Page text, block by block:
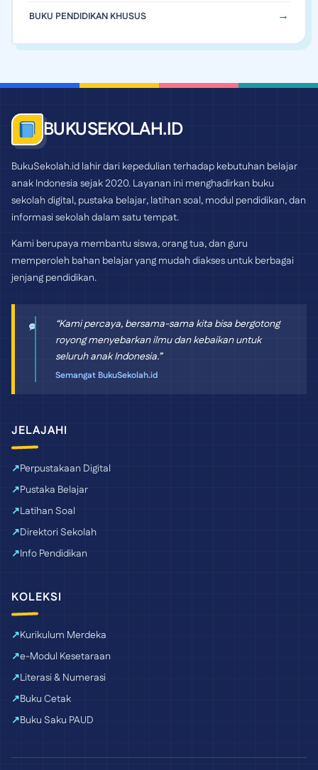
BUKU PENDIDIKAN KHUSUS
BUKUSEKOLAH.ID
BukuSekolah.id lahir dari kepedulian terhadap kebutuhan belajar
anak Indonesia sejak 2020. Layanan ini menghadirkan buku
sekolah digital, pustaka belajar, latihan soal, modul pendidikan, dan
informasi sekolah dalam satu tempat.
Kami berupaya membantu siswa, orang tua, dan guru
memperoleh bahan belajar yang mudah diakses untuk berbagai
jenjang pendidikan.
“Kami percaya, bersama-sama kita bisa bergotong
royong menyebarkan ilmu dan kebaikan untuk
seluruh anak Indonesia.”
Semangat BukuSekolah.id
JELAJAHI
Perpustakaan Digital
Pustaka Belajar
Latihan Soal
Direktori Sekolah
Info Pendidikan
KOLEKSI
Kurikulum Merdeka
e-Modul Kesetaraan
Literasi & Numerasi
Buku Cetak
Buku Saku PAUD